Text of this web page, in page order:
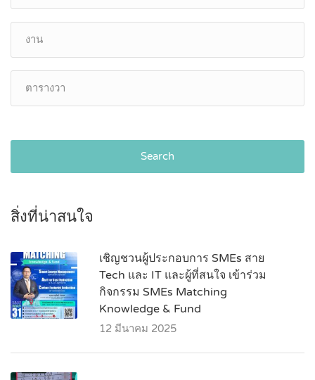
Search
สิ่งที่น่าสนใจ
เชิญชวนผู้ประกอบการ SMEs สาย
Tech และ IT และผู้ที่สนใจ เข้าร่วม
กิจกรรม SMEs Matching
Knowledge & Fund
12 มีนาคม 2025